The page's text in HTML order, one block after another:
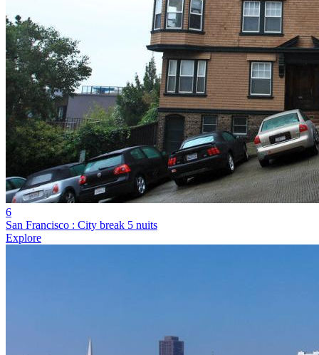
6
San Francisco : City break 5 nuits
Explore